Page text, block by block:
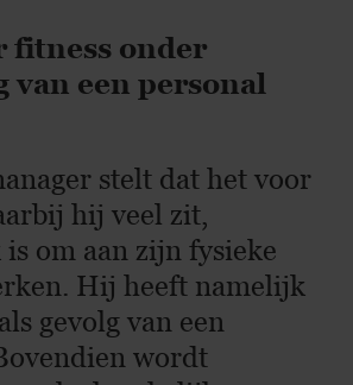
fitness onder
van een personal
stelt dat het voor
hij veel zit,
om aan zijn fysieke
Hij heeft namelijk
gevolg van een
wordt